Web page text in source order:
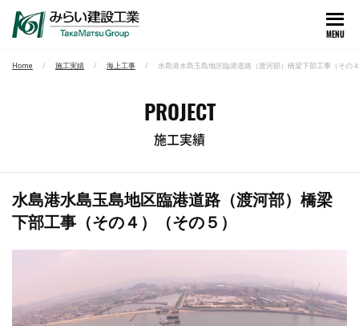
MENU
Home 施工実績 海上工事 水島港水島玉島地区臨港道路（渡河部）橋梁下部工事（その
PROJECT
施工実績
水島港水島玉島地区臨港道路（渡河部）橋梁
下部工事（その４）（その５）